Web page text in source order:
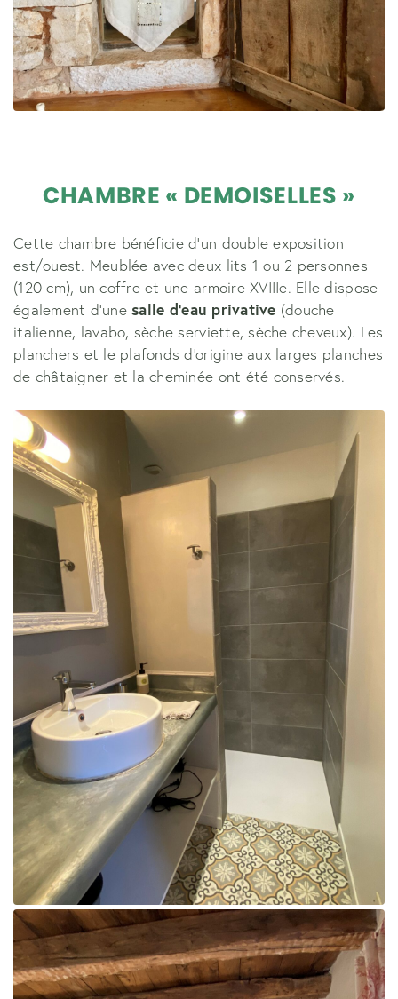
CHAMBRE « DEMOISELLES »
Cette chambre bénéficie d'un double exposition
est/ouest. Meublée avec deux lits 1 ou 2 personnes
(120 cm), un coffre et une armoire XVIIIe. Elle dispose
également d'unesalle d'eau privative (douche
italienne, lavabo, sèche serviette, sèche cheveux). Les
planchers et le plafonds d'origine aux larges planches
de châtaigner et la cheminée ont été conservés.